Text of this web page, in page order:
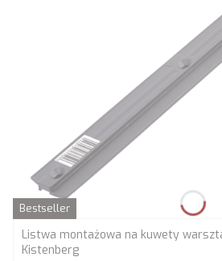
Bestseller
Listwa montażowa na kuwety
Kistenberg